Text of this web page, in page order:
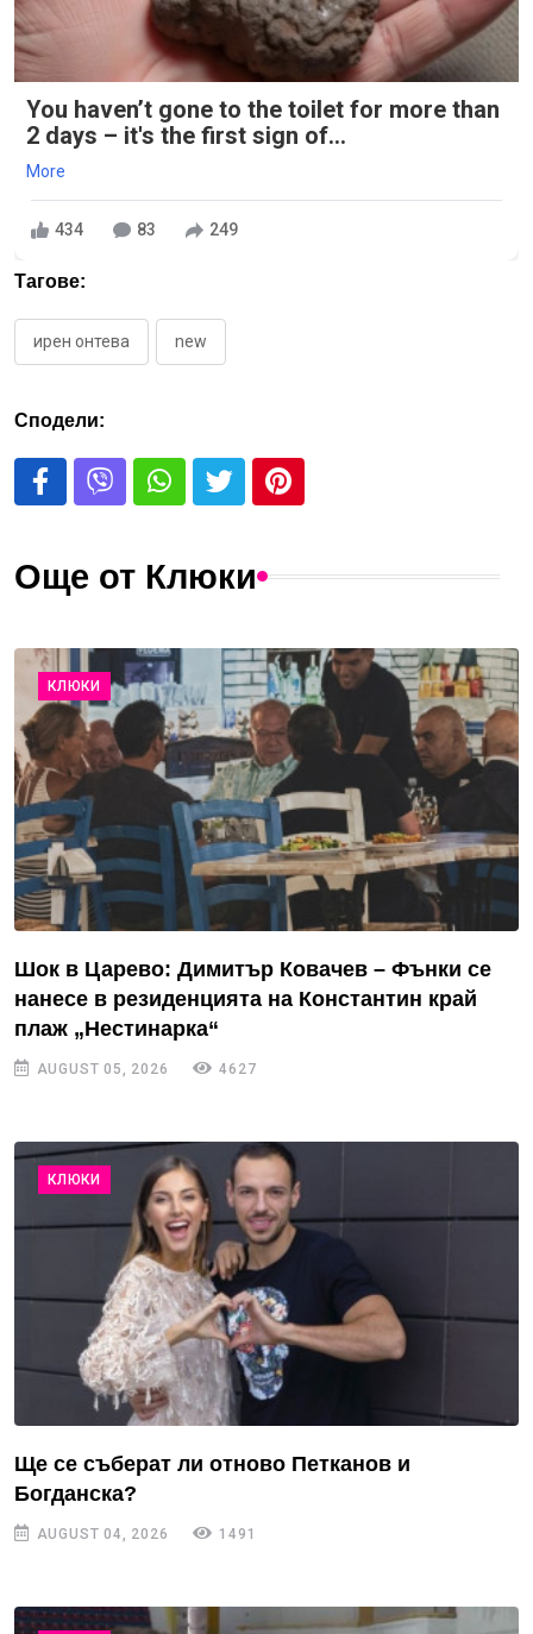
You haven’t gone to the toilet for more than
2 days – it's the first sign of...
More
434 83 249
Тагове:
ирен онтева new
Сподели:
Още от Клюки
КЛЮКИ
Шок в Царево: Димитър Ковачев – Фънки се
нанесе в резиденцията на Константин край
плаж „Нестинарка“
AUGUST 05, 2026 4627
КЛЮКИ
Ще се съберат ли отново Петканов и
Богданска?
AUGUST 04, 2026 1491